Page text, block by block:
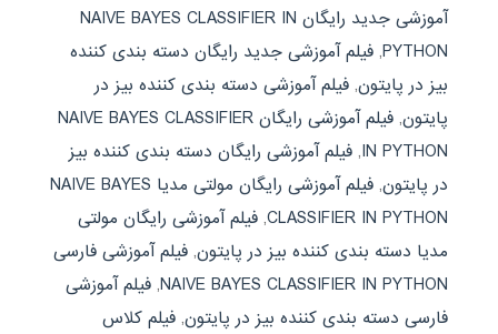
آموزشی جدید رایگان NAIVE BAYES CLASSIFIER IN
PYTHON
, فیلم آموزشی جدید رایگان دسته بندی کننده
بیز در پایتون, فیلم آموزشی دسته بندی کننده بیز در
پایتون,
فیلم آموزشی رایگان NAIVE BAYES CLASSIFIER
IN PYTHON
, فیلم آموزشی رایگان دسته بندی کننده بیز
در پایتون,
فیلم آموزشی رایگان مولتی مدیا NAIVE BAYES
CLASSIFIER IN PYTHON
, فیلم آموزشی رایگان مولتی
مدیا دسته بندی کننده بیز در پایتون, فیلم آموزشی فارسی
NAIVE BAYES CLASSIFIER IN PYTHON
, فیلم آموزشی
فارسی دسته بندی کننده بیز در پایتون, فیلم کلاس